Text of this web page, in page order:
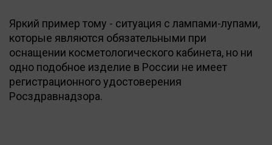
Яркий пример тому - ситуация с лампами-лупами,
которые являются обязательными при
оснащении косметологического кабинета, но ни
одно подобное изделие в России не имеет
регистрационного удостоверения
Росздравнадзора.